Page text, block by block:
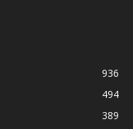
936
494
389